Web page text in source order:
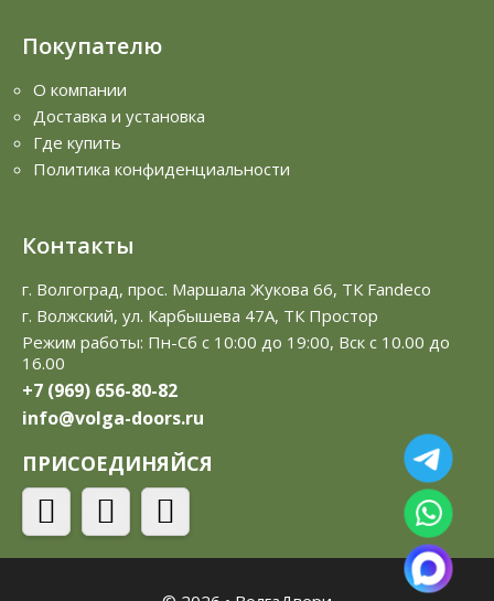
Покупателю
О компании
Доставка и установка
Где купить
Политика конфиденциальности
Контакты
г. Волгоград, прос. Маршала Жукова 66, ТК Fandeco
г. Волжский, ул. Карбышева 47А, ТК Простор
Режим работы: Пн-Сб с 10:00 до 19:00, Вск с 10.00 до
16.00
+7 (969) 656-80-82
info@volga-doors.ru
ПРИСОЕДИНЯЙСЯ